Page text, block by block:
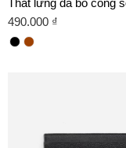
490.000 ₫